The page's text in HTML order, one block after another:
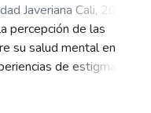
Javeriana Cali, 2024
Catalina;Bolívar
percepción de las
su salud mental en
de estigma y
Colombia 2024.